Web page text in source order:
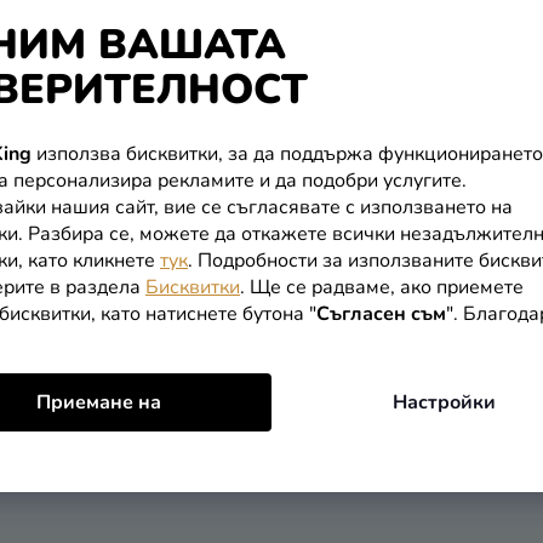
ВАШАТА
използва бисквитки, за да поддържа
персонализира рекламите и да подобри услугите.
нашия сайт, вие се съгласявате с използването на
Разбира се, можете да откажете всички
като кликнете тук. Подробности за използваните
в раздела Бисквитки. Ще се радваме, ако приемете
като натиснете бутона "Съгласен съм".
Настройки
Приемане на
ЗА ВАС
и плащане
за покупка
и връщане на стоки
ПОЛЕЗНА ИНФОРМАЦИЯ
Парти блог